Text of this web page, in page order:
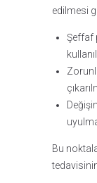
edilmesi
Şeffaf
Bu